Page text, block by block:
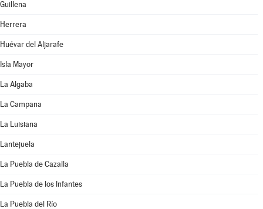
Guillena
Herrera
Huévar del Aljarafe
Isla Mayor
La Algaba
La Campana
La Luisiana
Lantejuela
La Puebla de Cazalla
La Puebla de los Infantes
La Puebla del Río